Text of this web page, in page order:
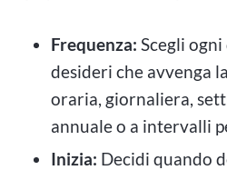
Frequenza: Scegli
desideri che avvenga
oraria, giornaliera,
annuale o a intervalli
Inizia: Decidi quando